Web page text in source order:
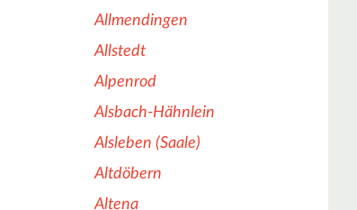
Allmendingen
Allstedt
Alpenrod
Alsbach-Hähnlein
Alsleben (Saale)
Altdöbern
Altena